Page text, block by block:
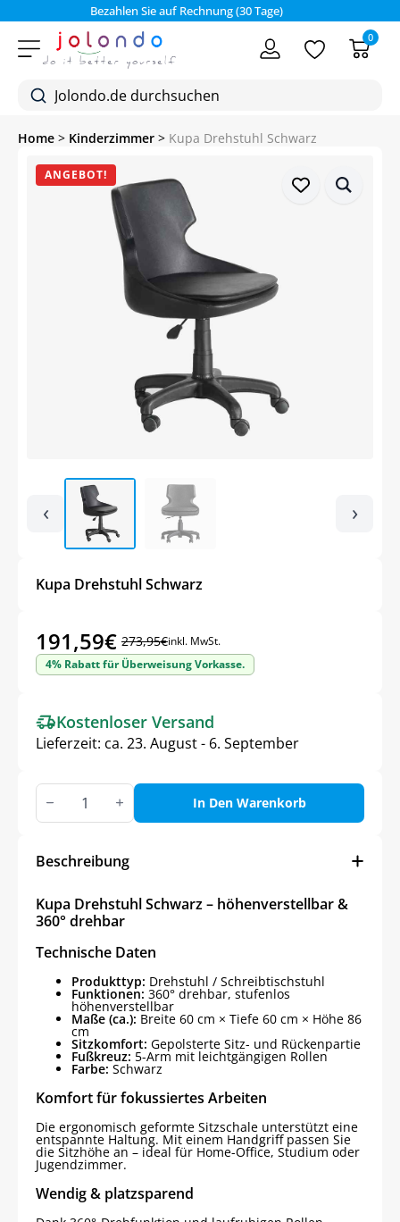
Bezahlen Sie auf Rechnung (30 Tage)
0
Home > Kinderzimmer > Kupa Drehstuhl Schwarz
ANGEBOT!
‹ ›
Kupa Drehstuhl Schwarz
273,95€
Ursprünglicher
Preis
273,95€
191,59€
Aktueller
Preis
191,59€.
inkl. MwSt.
4% Rabatt für Überweisung Vorkasse.
Kostenloser Versand
Lieferzeit: ca. 23. August - 6. September
Kupa
Drehstuhl
Schwarz
In Den Warenkorb
Beschreibung
Kupa Drehstuhl Schwarz – höhenverstellbar &
360° drehbar
Technische Daten
Produkttyp: Drehstuhl / Schreibtischstuhl
Funktionen: 360° drehbar, stufenlos
höhenverstellbar
Maße (ca.): Breite 60 cm × Tiefe 60 cm × Höhe 86
cm
Sitzkomfort: Gepolsterte Sitz- und Rückenpartie
Fußkreuz: 5-Arm mit leichtgängigen Rollen
Farbe: Schwarz
Komfort für fokussiertes Arbeiten
Die ergonomisch geformte Sitzschale unterstützt eine
entspannte Haltung. Mit einem Handgriff passen Sie
die Sitzhöhe an – ideal für Home-Office, Studium oder
Jugendzimmer.
Wendig & platzsparend